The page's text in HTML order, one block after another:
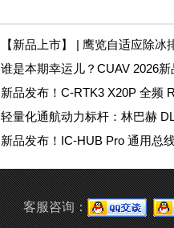
【新品上市】 | 鹰览自适应除冰
轻量化通航动力标杆：林巴赫
客服咨询：